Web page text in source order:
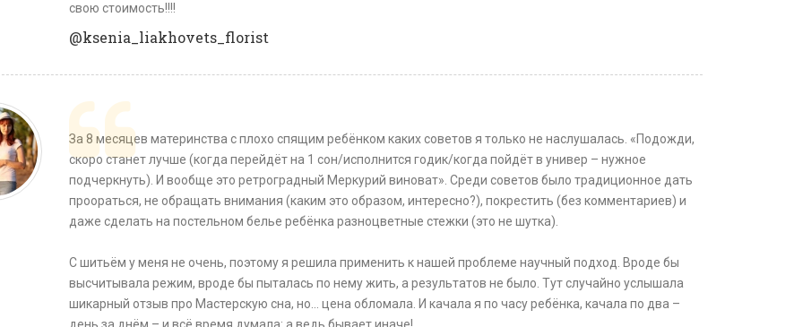
свою стоимость!!!!
@ksenia_liakhovets_florist
За 8 месяцев материнства с плохо спящим ребёнком каких советов я только не наслушалась. «Подожди,
скоро станет лучше (когда перейдёт на 1 сон/исполнится годик/когда пойдёт в универ – нужное
подчеркнуть). И вообще это ретроградный Меркурий виноват». Среди советов было традиционное дать
проораться, не обращать внимания (каким это образом, интересно?), покрестить (без комментариев) и
даже сделать на постельном белье ребёнка разноцветные стежки (это не шутка).
С шитьём у меня не очень, поэтому я решила применить к нашей проблеме научный подход. Вроде бы
высчитывала режим, вроде бы пыталась по нему жить, а результатов не было. Тут случайно услышала
шикарный отзыв про Мастерскую сна, но… цена обломала. И качала я по часу ребёнка, качала по два –